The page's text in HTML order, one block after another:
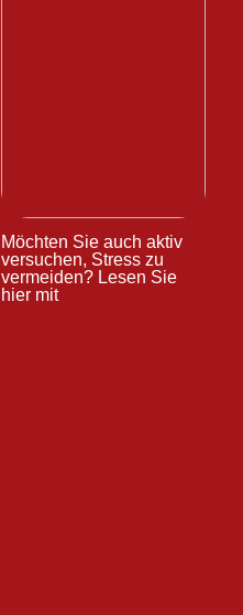
Möchten Sie auch aktiv
versuchen, Stress zu
vermeiden? Lesen Sie
hier mit